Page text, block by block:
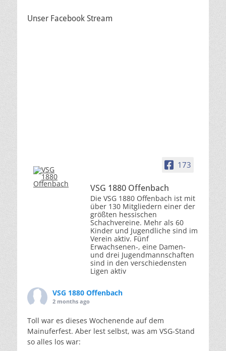
Unser Facebook Stream
173
VSG 1880 Offenbach
Die VSG 1880 Offenbach ist mit
über 130 Mitgliedern einer der
größten hessischen
Schachvereine. Mehr als 60
Kinder und Jugendliche sind im
Verein aktiv. Fünf
Erwachsenen-, eine Damen-
und drei Jugendmannschaften
sind in den verschiedensten
Ligen aktiv
VSG 1880 Offenbach
2 months ago
Toll war es dieses Wochenende auf dem
Mainuferfest. Aber lest selbst, was am VSG-Stand
so alles los war: